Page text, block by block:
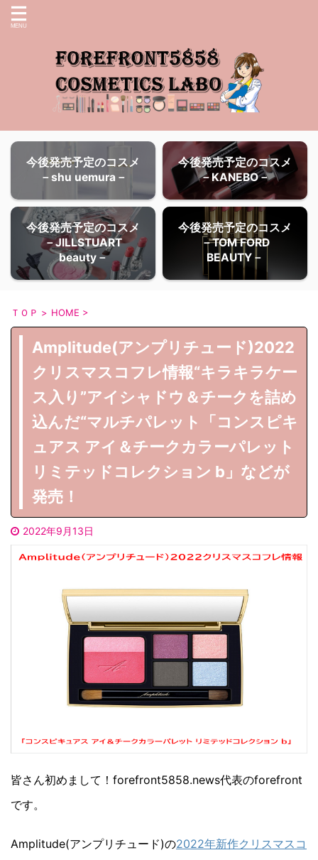
今後発売予定のコスメ
－shu uemura－
今後発売予定のコスメ
－KANEBO－
今後発売予定のコスメ
－JILLSTUART
beauty－
今後発売予定のコスメ
－TOM FORD
BEAUTY－
ＴＯＰ > HOME >
Amplitude(アンプリチュード)2022
クリスマスコフレ情報“キラキラケー
ス入り”アイシャドウ＆チークを詰め
込んだ“マルチパレット「コンスピキ
ュアス アイ＆チークカラーパレット
リミテッドコレクション b」などが
発売！
2022年9月13日
皆さん初めまして！forefront5858.news代表のforefront
です。
Amplitude(アンプリチュード)の2022年新作クリスマスコ